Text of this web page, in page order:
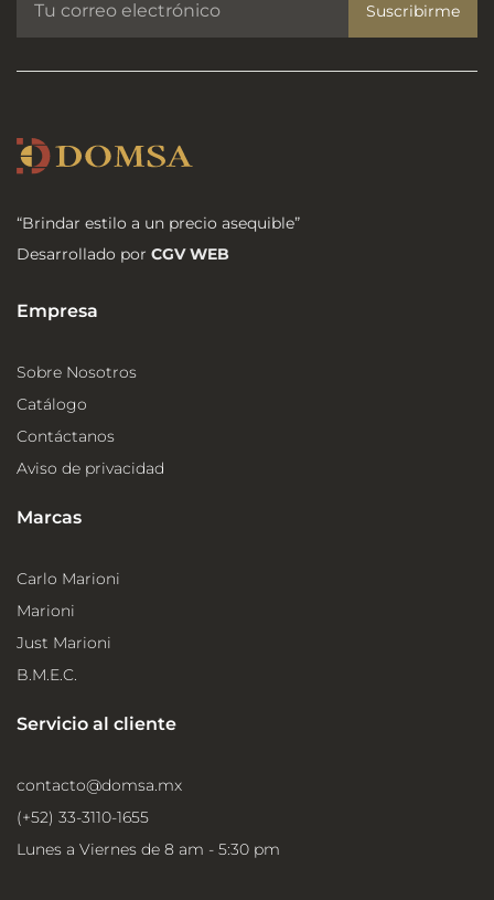
Suscribirme
“Brindar estilo a un precio asequible”
Desarrollado por CGV WEB
Empresa
Sobre Nosotros
Catálogo
Contáctanos
Aviso de privacidad
Marcas
Carlo Marioni
Marioni
Just Marioni
B.M.E.C.
Servicio al cliente
contacto@domsa.mx
(+52) 33-3110-1655
Lunes a Viernes de 8 am - 5:30 pm